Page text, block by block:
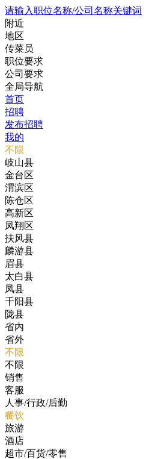
请输入职位名称/公司名称关键词
附近
地区
传菜员
职位要求
公司要求
全局导航
首页
招聘
发布招聘
我的
不限
岐山县
金台区
渭滨区
陈仓区
高新区
凤翔区
扶风县
麟游县
眉县
太白县
凤县
千阳县
陇县
省内
省外
不限
不限
销售
客服
人事/行政/后勤
餐饮
旅游
酒店
超市/百货/零售